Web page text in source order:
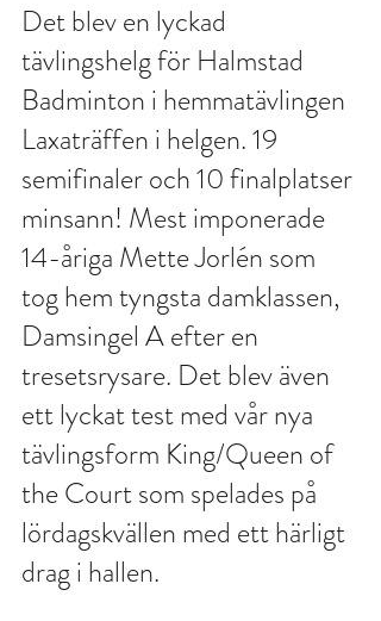
Det blev en lyckad
tävlingshelg för Halmstad
Badminton i hemmatävlingen
Laxaträffen i helgen. 19
semifinaler och 10 finalplatser
minsann! Mest imponerade
14-åriga Mette Jorlén som
tog hem tyngsta damklassen,
Damsingel A efter en
tresetsrysare. Det blev även
ett lyckat test med vår nya
tävlingsform King/Queen of
the Court som spelades på
lördagskvällen med ett härligt
drag i hallen.